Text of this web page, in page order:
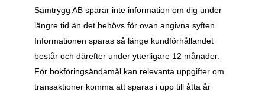
Samtrygg AB sparar inte information om dig under
längre tid än det behövs för ovan angivna syften.
Informationen sparas så länge kundförhållandet
består och därefter under ytterligare 12 månader.
För bokföringsändamål kan relevanta uppgifter om
transaktioner komma att sparas i upp till åtta år